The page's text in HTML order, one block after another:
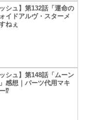
シュ】第132話「運命の
イドアルヴ・スターメ
ねぇ
シュ】第148話「ムーン
感想｜パーツ代用マキ
⁉